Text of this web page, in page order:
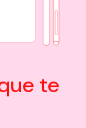
te